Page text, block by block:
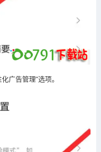
广告管理”选项。